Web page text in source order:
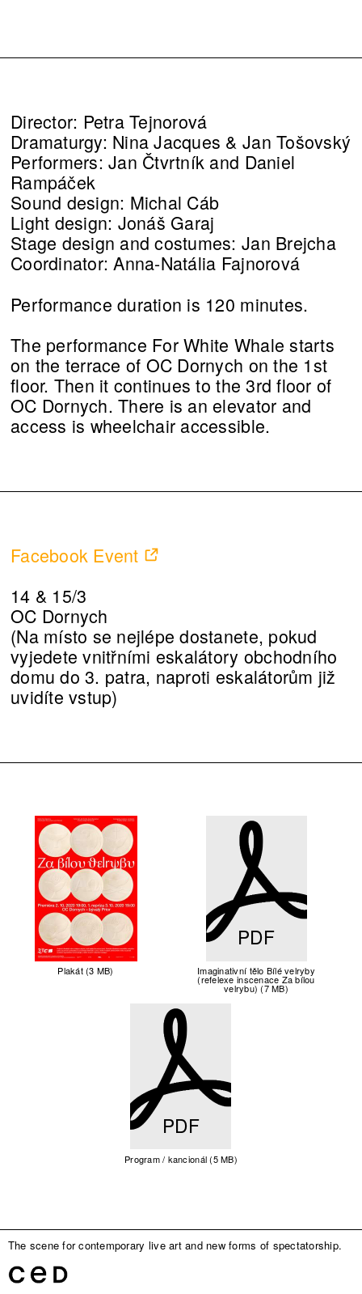
Director: Petra Tejnorová
Dramaturgy: Nina Jacques & Jan Tošovský
Performers: Jan Čtvrtník and Daniel
Rampáček
Sound design: Michal Cáb
Light design: Jonáš Garaj
Stage design and costumes: Jan Brejcha
Coordinator: Anna-Natália Fajnorová
Performance duration is 120 minutes.
The performance For White Whale starts
on the terrace of OC Dornych on the 1st
floor. Then it continues to the 3rd floor of
OC Dornych. There is an elevator and
access is wheelchair accessible.
Facebook Event
14 & 15/3
OC Dornych
(Na místo se nejlépe dostanete, pokud
vyjedete vnitřními eskalátory obchodního
domu do 3. patra, naproti eskalátorům již
uvidíte vstup)
Plakát (3 MB)
PDF
Imaginativní tělo Bílé velryby
(refelexe inscenace Za bílou
velrybu) (7 MB)
PDF
Program / kancionál (5 MB)
The scene for contemporary live art and new forms of spectatorship.